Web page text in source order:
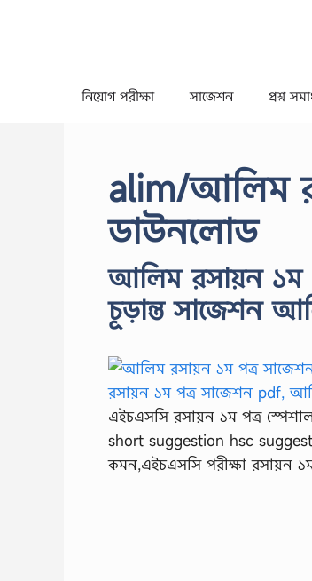
নিয়োগ পরীক্ষা সাজেশন প্রশ্ন
alim/আলিম
ডাউনলোড
আলিম রসায়ন ১ম
চূড়ান্ত সাজেশন
এইচএসসি রসায়ন ১ম পত্র
short suggestion hsc
কমন,এইচএসসি পরীক্ষা রসায়ন